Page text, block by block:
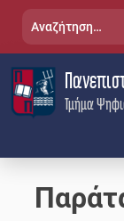
content
Τμήμα
Αναζήτηση